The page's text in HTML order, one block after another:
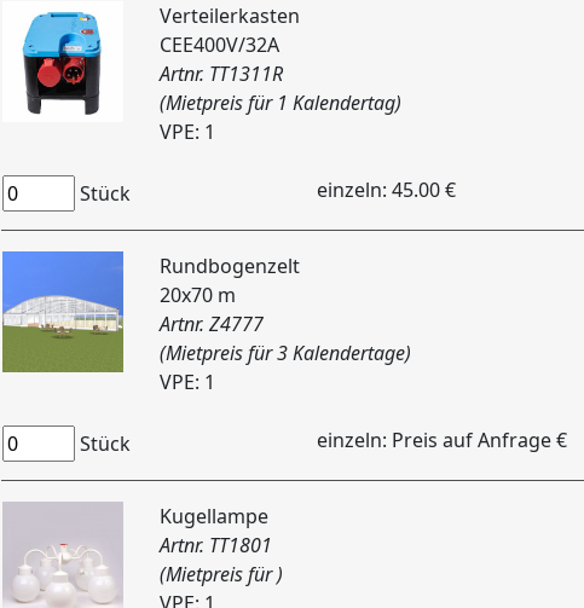
Verteilerkasten
CEE400V/32A
Artnr. TT1311R
(Mietpreis für 1 Kalendertag)
VPE: 1
Stück einzeln: 45.00 €
Rundbogenzelt
20x70 m
Artnr. Z4777
(Mietpreis für 3 Kalendertage)
VPE: 1
Stück einzeln: Preis auf Anfrage €
Kugellampe
Artnr. TT1801
(Mietpreis für )